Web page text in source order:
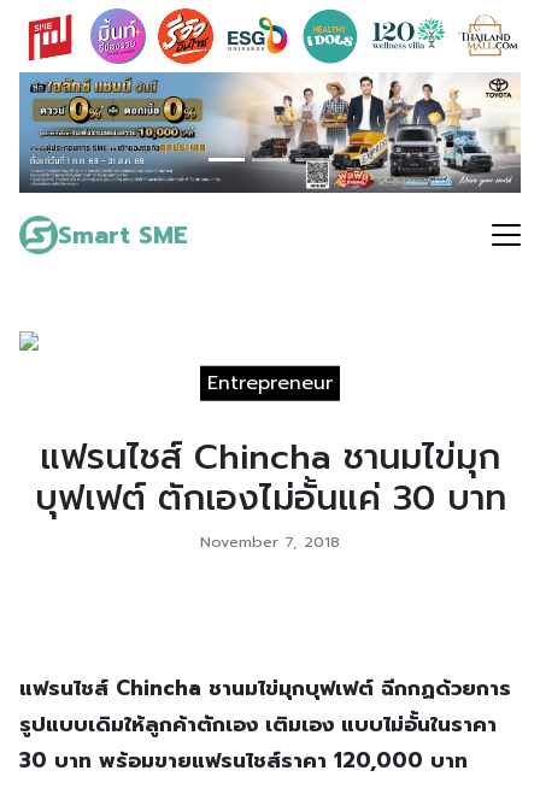
Skip
content
Smart SME
Search
for:
Entrepreneur
แฟรนไชส์ Chincha ชานมไข่มุก
บุฟเฟต์ ตักเองไม่อั้นแค่ 30 บาท
November 7, 2018
แฟรนไชส์ Chincha ชานมไข่มุกบุฟเฟต์ ฉีกกฏด้วยการ
รูปแบบเดิมให้ลูกค้าตักเอง เติมเอง แบบไม่อั้นในราคา
30 บาท พร้อมขายแฟรนไชส์ราคา 120,000 บาท